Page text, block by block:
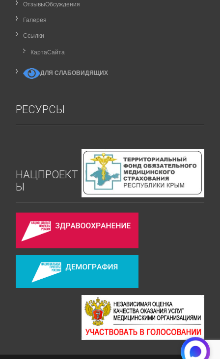
ОтзывыОбсуждения
Галерея
Ссылки
КартаCайта
ДЛЯ СЛАБОВИДЯЩИХ
РЕСУРСЫ
НАЦПРОЕКТ
Ы